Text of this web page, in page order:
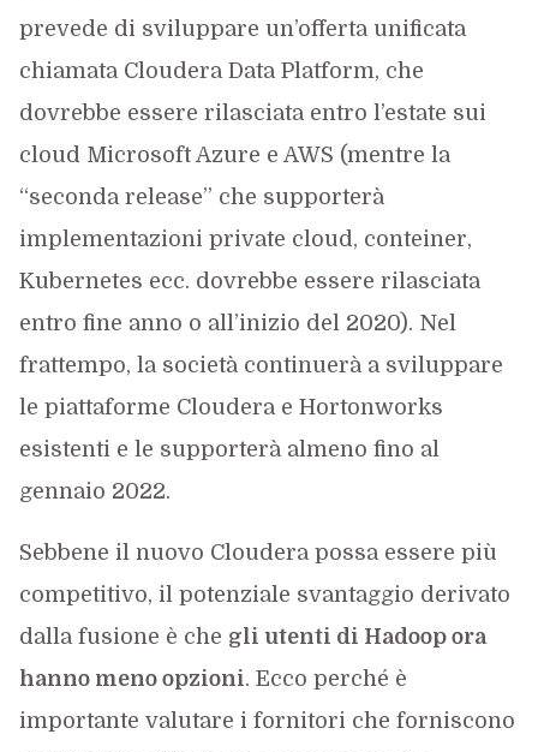
prevede di sviluppare un’offerta unificata
chiamata Cloudera Data Platform, che
dovrebbe essere rilasciata entro l’estate sui
cloud Microsoft Azure e AWS (mentre la
“seconda release” che supporterà
implementazioni private cloud, conteiner,
Kubernetes ecc. dovrebbe essere rilasciata
entro fine anno o all’inizio del 2020). Nel
frattempo, la società continuerà a sviluppare
le piattaforme Cloudera e Hortonworks
esistenti e le supporterà almeno fino al
gennaio 2022.
Sebbene il nuovo Cloudera possa essere più
competitivo, il potenziale svantaggio derivato
dalla fusione è che gli utenti di Hadoop ora
hanno meno opzioni. Ecco perché è
importante valutare i fornitori che forniscono